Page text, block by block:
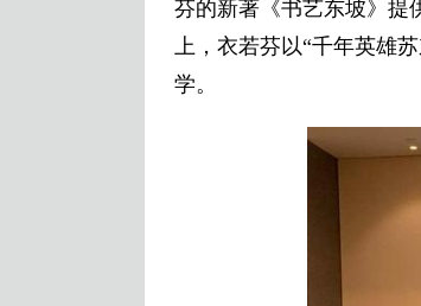
芬的新著《书艺东坡》提
上，衣若芬以“千年英雄
学。